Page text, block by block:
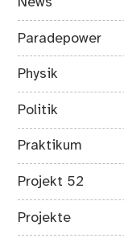
Paradepower
Physik
Politik
Praktikum
Projekt 52
Projekte